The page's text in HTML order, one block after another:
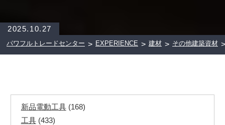
2025.10.27
パワフルトレードセンター > EXPERIENCE > 建材 > その他建築資材 >
新品電動工具(168)
工具(433)